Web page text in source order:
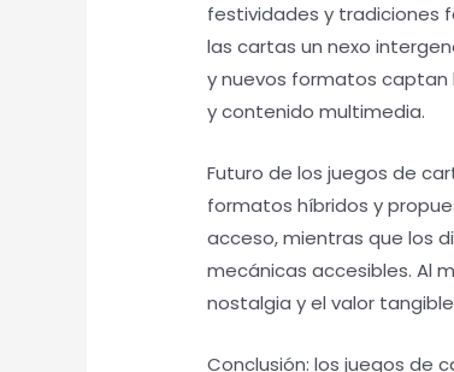
festividades y tradiciones
las cartas un nexo
y nuevos formatos captan
y contenido multimedia.
Futuro de los juegos de
formatos híbridos y
acceso, mientras que los
mecánicas accesibles. Al
nostalgia y el valor
Conclusión: los juegos de